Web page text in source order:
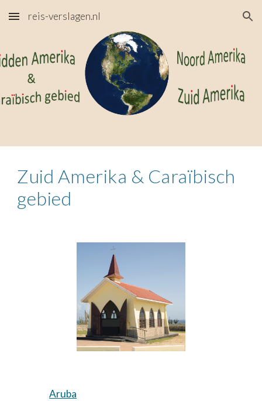
Skip to main content Skip to navigation
reis-verslagen.nl
Zuid Amerika & Caraïbisch
gebied
Aruba